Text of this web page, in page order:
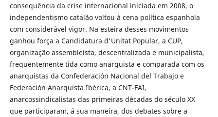
consequência da crise internacional iniciada em 2008, o
independentismo catalão voltou á cena política espanhola
com considerável vigor. Na esteira desses movimentos
ganhou força a Candidatura d'Unitat Popular, a CUP,
organização assembleísta, descentralizada e municipalista,
frequentemente tida como anarquista e comparada com os
anarquistas da Confederación Nacional del Trabajo e
Federación Anarquista Ibérica, a CNT-FAI,
anarcossindicalistas das primeiras décadas do século XX
que participaram, á sua maneira, dos debates sobre a